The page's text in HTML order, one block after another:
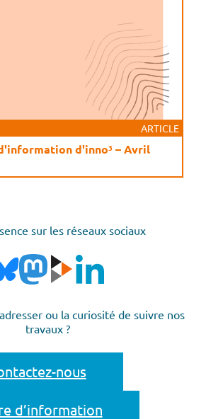
ARTICLE
d'inno³ – Avril
sur les réseaux sociaux
ou la curiosité de suivre nos
travaux ?
nous
d’information